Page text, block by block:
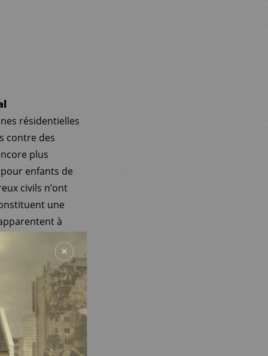
résidentielles
contre des
plus
enfants de
civils n’ont
une
à
une priorité
biens civils, en
associons à la
les attaques